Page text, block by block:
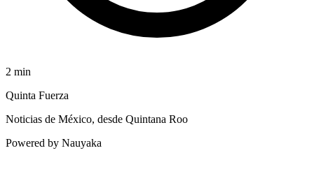
2 min
Quinta Fuerza
Noticias de México, desde Quintana Roo
Powered by Nauyaka